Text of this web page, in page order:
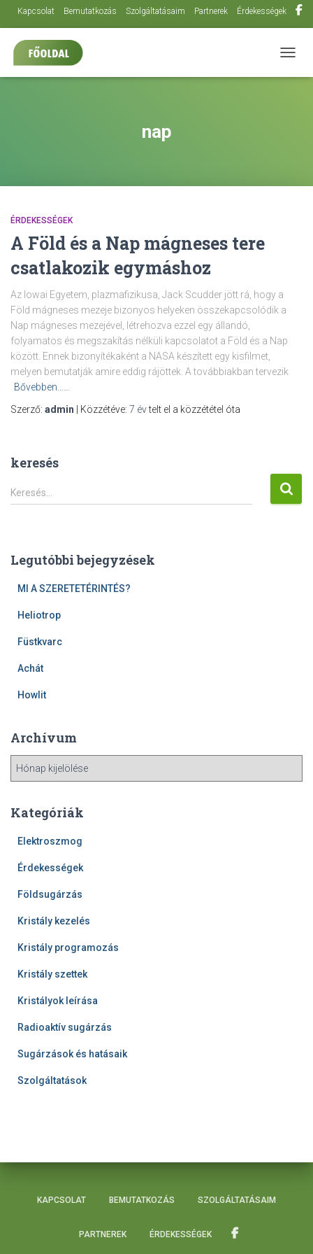
Kapcsolat Bemutatkozás Szolgáltatásaim Partnerek Érdekességek
nap
ÉRDEKESSÉGEK
A Föld és a Nap mágneses tere
csatlakozik egymáshoz
Az Iowai Egyetem, plazmafizikusa, Jack Scudder jött rá, hogy a
Föld mágneses mezeje bizonyos helyeken összekapcsolódik a
Nap mágneses mezejével, létrehozva ezzel egy állandó,
folyamatos és megszakítás nélküli kapcsolatot a Föld és a Nap
között. Ennek bizonyítékaként a NASA készített egy kisfilmet,
melyen bemutatják amire eddig rájöttek. A továbbiakban tervezik
Bővebben……
Szerző: admin | Közzétéve: 7 évtelt el a közzététel óta
keresés
K
e
é
Keresés…
Legutóbbi bejegyzések
MI A SZERETETÉRINTÉS?
Heliotrop
Füstkvarc
Achát
Howlit
Archívum
h
m
Kategóriák
Elektroszmog
Érdekességek
Földsugárzás
Kristály kezelés
Kristály programozás
Kristály szettek
Kristályok leírása
Radioaktív sugárzás
Sugárzások és hatásaik
Szolgáltatások
KAPCSOLAT BEMUTATKOZÁS SZOLGÁLTATÁSAIM
PARTNEREK ÉRDEKESSÉGEK